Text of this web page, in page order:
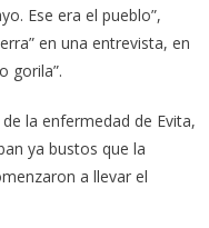
Ese era el pueblo”,
en una entrevista, en
gorila”.
la enfermedad de Evita,
ya bustos que la
a llevar el